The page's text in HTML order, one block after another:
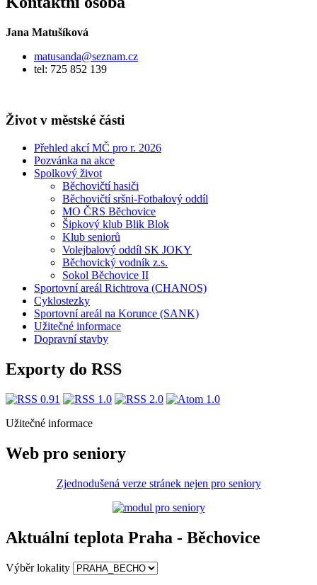
Jana Matušíková
matusanda@seznam.cz
tel: 725 852 139
Život v městské části
Přehled akcí MČ pro r. 2026
Pozvánka na akce
Spolkový život
Běchovičtí hasiči
Běchovičtí sršni-Fotbalový oddíl
MO ČRS Běchovice
Šipkový klub Blik Blok
Klub seniorů
Volejbalový oddíl SK JOKY
Běchovický vodník z.s.
Sokol Běchovice II
Sportovní areál Richtrova (CHANOS)
Cyklostezky
Sportovní areál na Korunce (SANK)
Užitečné informace
Dopravní stavby
Exporty do RSS
Užitečné informace
Web pro seniory
Zjednodušená verze stránek nejen pro seniory
Aktuální teplota Praha - Běchovice
Výběr lokality